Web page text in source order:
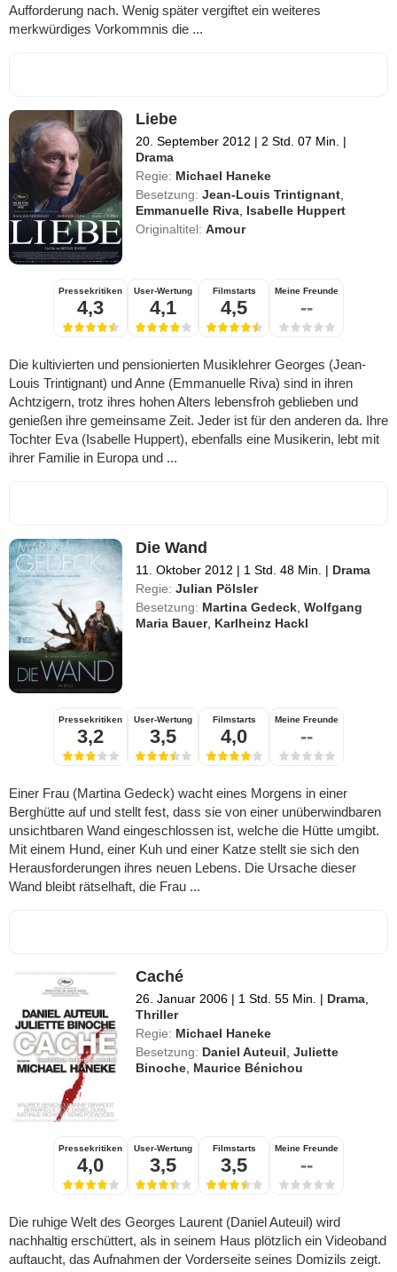
Aufforderung nach. Wenig später vergiftet ein weiteres
merkwürdiges Vorkommnis die ...
Liebe
20. September 2012 | 2 Std. 07 Min. |
Drama
Regie: Michael Haneke
Besetzung: Jean-Louis Trintignant
Emmanuelle Riva Isabelle Huppert
Originaltitel:Amour
Pressekritiken
4,3
User-Wertung
4,1
Filmstarts
4,5
Meine Freunde
--
Die kultivierten und pensionierten Musiklehrer Georges (Jean-
Louis Trintignant) und Anne (Emmanuelle Riva) sind in ihren
Achtzigern, trotz ihres hohen Alters lebensfroh geblieben und
genießen ihre gemeinsame Zeit. Jeder ist für den anderen da. Ihre
Tochter Eva (Isabelle Huppert), ebenfalls eine Musikerin, lebt mit
ihrer Familie in Europa und ...
Die Wand
11. Oktober 2012 | 1 Std. 48 Min. | Drama
Regie: Julian Pölsler
Besetzung: Martina Gedeck ,Wolfgang
Maria Bauer, Karlheinz Hackl
Pressekritiken
3,2
User-Wertung
3,5
Filmstarts
4,0
Meine Freunde
--
Einer Frau (Martina Gedeck) wacht eines Morgens in einer
Berghütte auf und stellt fest, dass sie von einer unüberwindbaren
unsichtbaren Wand eingeschlossen ist, welche die Hütte umgibt.
Mit einem Hund, einer Kuh und einer Katze stellt sie sich den
Herausforderungen ihres neuen Lebens. Die Ursache dieser
Wand bleibt rätselhaft, die Frau ...
Caché
26. Januar 2006 | 1 Std. 55 Min. | Drama
Thriller
Regie: Michael Haneke
Besetzung: Daniel Auteuil ,Juliette
Binoche Maurice Bénichou
Pressekritiken
4,0
User-Wertung
3,5
Filmstarts
3,5
Meine Freunde
--
Die ruhige Welt des Georges Laurent (Daniel Auteuil) wird
nachhaltig erschüttert, als in seinem Haus plötzlich ein Videoband
auftaucht, das Aufnahmen der Vorderseite seines Domizils zeigt.